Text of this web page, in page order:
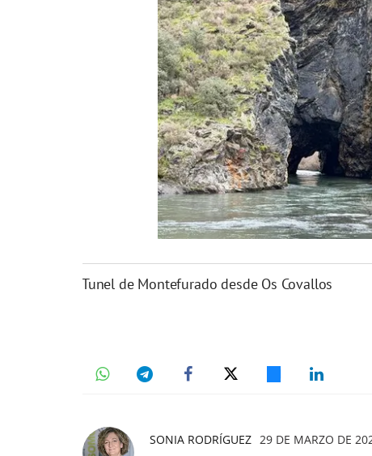
Tunel de Montefurado desde Os Covallos
SONIA RODRÍGUEZ 29 DE MARZO DE